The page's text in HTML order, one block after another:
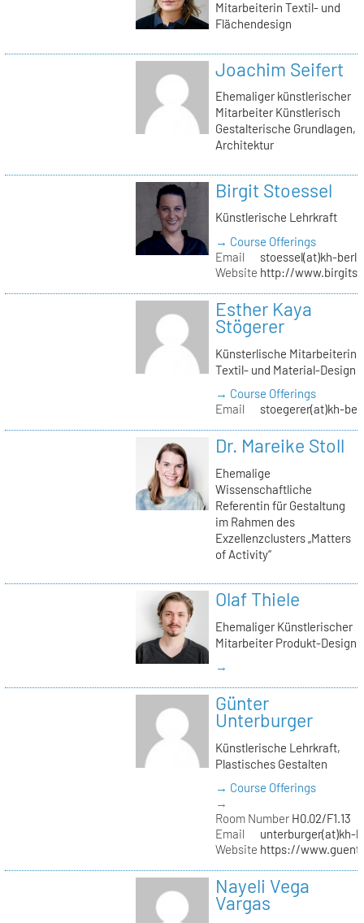
Mitarbeiterin Textil- und
Flächendesign
Joachim Seifert
Ehemaliger künstlerischer
Mitarbeiter Künstlerisch
Gestalterische Grundlagen,
Architektur
Birgit Stoessel
Künstlerische Lehrkraft
→ Course Offerings
Email
stoessel(at)kh-
Website http://
Esther Kaya
Stögerer
Künsterlische Mitarbeiterin
Textil- und Material-Design
→ Course Offerings
Email
stoegerer(at)kh-
Dr. Mareike Stoll
Ehemalige
Wissenschaftliche
Referentin für Gestaltung
im Rahmen des
Exzellenzclusters „Matters
of Activity“
Olaf Thiele
Ehemaliger Künstlerischer
Mitarbeiter Produkt-Design
→
Günter
Unterburger
Künstlerische Lehrkraft,
Plastisches Gestalten
→ Course Offerings
→
Room NumberH0.02/F1.13
Email
unterburger(at)kh-
Website https://
Nayeli Vega
Vargas